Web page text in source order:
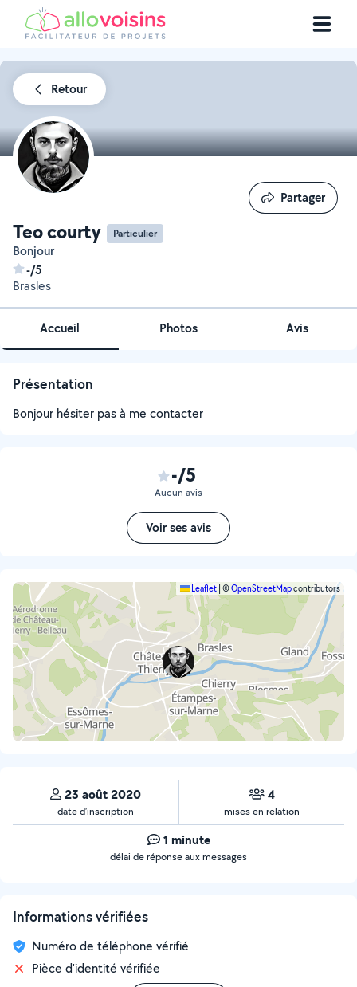
Retour
Teo courty Particulier
Bonjour
-/5
Brasles
Partager
Partager
Accueil Photos Avis
Présentation
Bonjour hésiter pas à me contacter
-/5
Aucun avis
Voir ses avis
Leaflet ©OpenStreetMapcontributors
23 août 2020
date d’inscription
4
mises en relation
1 minute
délai de réponse aux messages
Informations vérifiées
Numéro de téléphone vérifié
Pièce d'identité vérifiée